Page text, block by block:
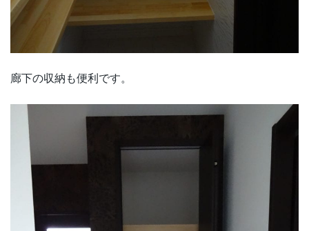
廊下の収納も便利です。